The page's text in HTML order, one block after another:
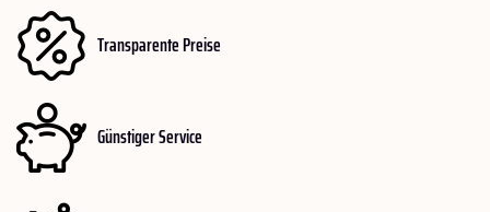
Transparente Preise
Günstiger Service